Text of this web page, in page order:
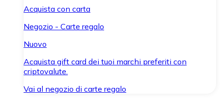
Acquista con carta
Negozio - Carte regalo
Nuovo
Acquista gift card dei tuoi marchi preferiti con
criptovalute.
Vai al negozio di carte regalo